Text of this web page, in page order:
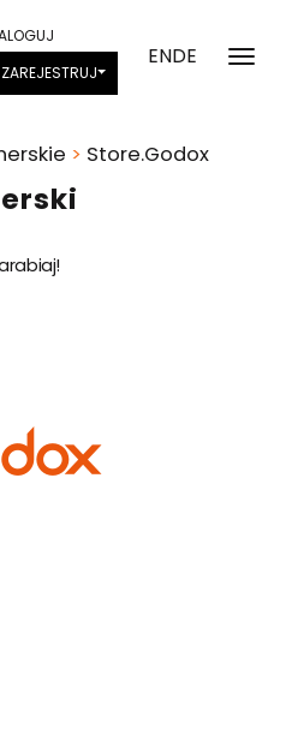
ENDE
ZAREJESTRUJ
> Store.Godox